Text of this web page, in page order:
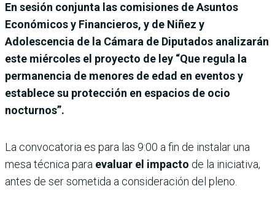
En sesión conjunta las comisiones de Asuntos
Económicos y Financieros, y de Niñez y
Adolescencia de la Cámara de Diputados analizarán
este miércoles el proyecto de ley “Que regula la
permanencia de menores de edad en eventos y
establece su protección en espacios de ocio
nocturnos”.
La convocatoria es para las 9:00 a fin de instalar una
mesa técnica para evaluar el impacto de la iniciativa,
antes de ser sometida a consideración del pleno.